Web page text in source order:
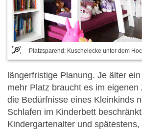
Platzsparend: Kuschelecke unter dem
längerfristige Planung. Je älter
mehr Platz braucht es im eigenen
die Bedürfnisse eines Kleinkinds
Schlafen im Kinderbett
Kindergartenalter und spätestens,